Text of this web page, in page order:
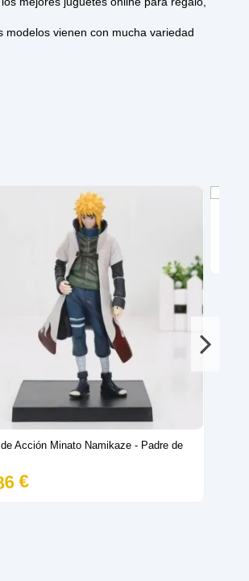
de Acción Minato Namikaze - Padre de
€